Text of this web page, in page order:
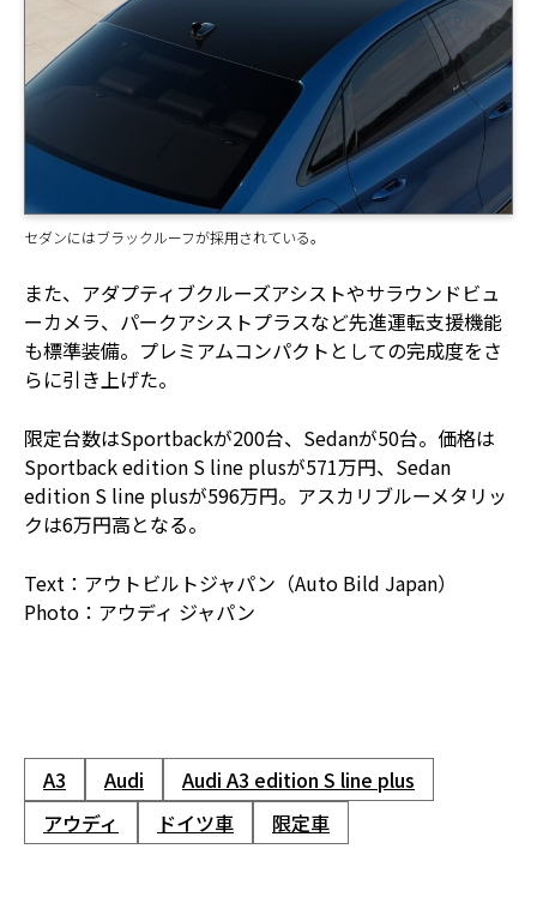
セダンにはブラックルーフが採用されている。
また、アダプティブクルーズアシストやサラウンドビュ
ーカメラ、パークアシストプラスなど先進運転支援機能
も標準装備。プレミアムコンパクトとしての完成度をさ
らに引き上げた。
限定台数はSportbackが200台、Sedanが50台。価格は
Sportback edition S line plusが571万円、Sedan
edition S line plusが596万円。アスカリブルーメタリッ
クは6万円高となる。
Text：アウトビルトジャパン（Auto Bild Japan）
Photo：アウディ ジャパン
A3 Audi
Audi A3 edition S line plus
アウディ
ドイツ車 限定車